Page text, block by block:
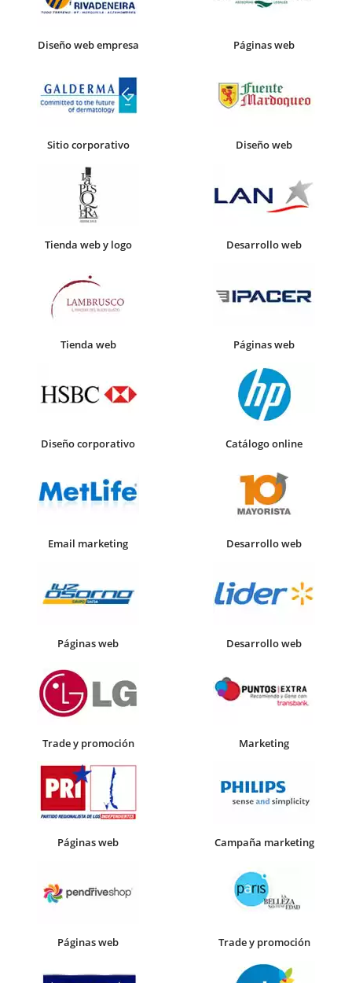
Diseño web empresa Páginas web
Sitio corporativo Diseño web
Tienda web y logo Desarrollo web
Tienda web Páginas web
Diseño corporativo Catálogo online
Email marketing Desarrollo web
Páginas web Desarrollo web
Trade y promoción Marketing
Páginas web Campaña marketing
Páginas web Trade y promoción